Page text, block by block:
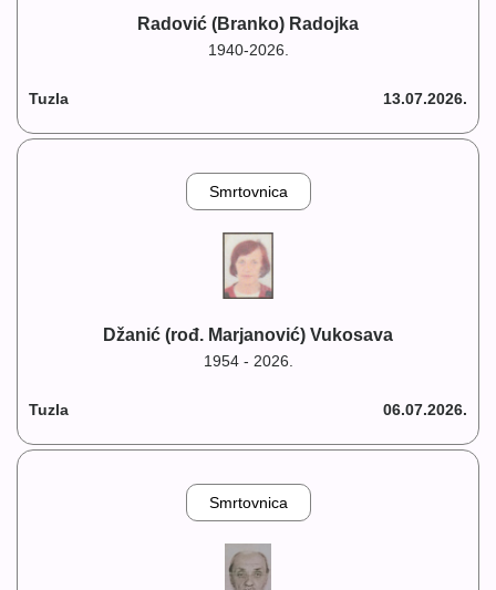
Radović (Branko) Radojka
1940-2026.
Tuzla 13.07.2026.
Smrtovnica
Džanić (rođ. Marjanović) Vukosava
1954 - 2026.
Tuzla 06.07.2026.
Smrtovnica